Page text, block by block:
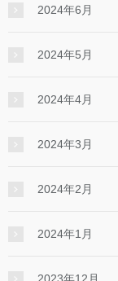
2024年6月
2024年5月
2024年4月
2024年3月
2024年2月
2024年1月